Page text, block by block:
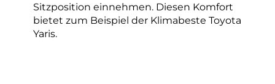
Sitzposition einnehmen. Diesen Komfort
bietet zum Beispiel der Klimabeste Toyota
Yaris.